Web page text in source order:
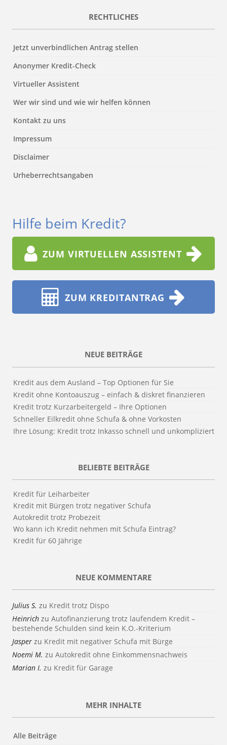
RECHTLICHES
Jetzt unverbindlichen Antrag stellen
Anonymer Kredit-Check
Virtueller Assistent
Wer wir sind und wie wir helfen können
Kontakt zu uns
Impressum
Disclaimer
Urheberrechtsangaben
Hilfe beim Kredit?
ZUM VIRTUELLEN ASSISTENT
ZUM KREDITANTRAG
NEUE BEITRÄGE
Kredit aus dem Ausland – Top Optionen für Sie
Kredit ohne Kontoauszug – einfach & diskret finanzieren
Kredit trotz Kurzarbeitergeld – Ihre Optionen
Schneller Eilkredit ohne Schufa & ohne Vorkosten
Ihre Lösung: Kredit trotz Inkasso schnell und unkompliziert
BELIEBTE BEITRÄGE
Kredit für Leiharbeiter
Kredit mit Bürgen trotz negativer Schufa
Autokredit trotz Probezeit
Wo kann ich Kredit nehmen mit Schufa Eintrag?
Kredit für 60 Jährige
NEUE KOMMENTARE
Julius S. zu Kredit trotz Dispo
Heinrich zu Autofinanzierung trotz laufendem Kredit –
bestehende Schulden sind kein K.O.-Kriterium
Jasper zu Kredit mit negativer Schufa mit Bürge
Noemi M. zu Autokredit ohne Einkommensnachweis
Marian I. zu Kredit für Garage
MEHR INHALTE
Alle Beiträge